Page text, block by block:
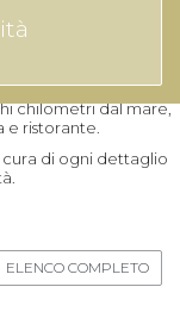
chilometri dal mare,
e ristorante.
cura di ogni dettaglio
ELENCO COMPLETO